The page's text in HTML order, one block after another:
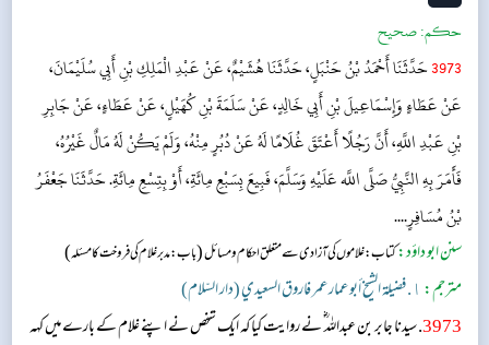
حکم:صحیح
3973حَدَّثَنَا أَحْمَدُ بْنُ حَنْبَلٍ، حَدَّثَنَا هُشَيْمٌ، عَنْ عَبْدِ الْمَلِكِ بْنِ أَبِي سُلَيْمَانَ،
عَنْ عَطَاءٍ وَإِسْمَاعِيلَ بْنِ أَبِي خَالِدٍ، عَنْ سَلَمَةَ بْنِ كُهَيْلٍ، عَنْ عَطَاءٍ، عَنْ جَابِرِ
بْنِ عَبْدِ اللَّهِ، أَنَّ رَجُلًا أَعْتَقَ غُلَامًا لَهُ عَنْ دُبُرٍ مِنْهُ، وَلَمْ يَكُنْ لَهُ مَالٌ غَيْرُهُ،
فَأَمَرَ بِهِ النَّبِيُّ صَلَّى اللَّه عَلَيْهِ وَسَلَّمَ، فَبِيعَ بِسَبْعِ مِائَةِ، أَوْ بِتِسْعِ مِائَةِ. حَدَّثَنَا جَعْفَرُ
بْنُ مُسَافِرٍ....
سنن ابو داؤد:کتاب: غلاموں کی آزادی سے متعلق احکام و مسائل(باب: مدبر غلام کی فروخت کا مسئلہ)
مترجم: ١. فضيلة الشيخ أبو عمار عمر فاروق السعيدي (دار السّلام)
3973. سیدنا جابر بن عبداللہ ؓ نے روایت کیا کہ ایک شخص نے اپنے غلام کے بارے میں کہہ